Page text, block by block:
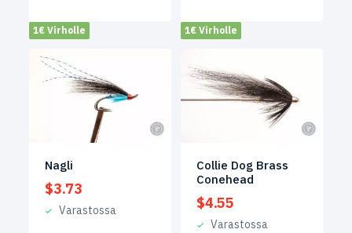
1€ Virholle
Nagli
$3.73
Varastossa
1€ Virholle
Collie Dog Brass
Conehead
$4.55
Varastossa